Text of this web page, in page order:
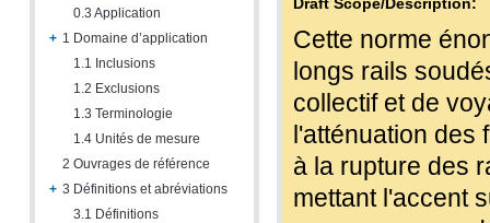
0.3 Application
+ 1 Domaine d’application
1.1 Inclusions
1.2 Exclusions
1.3 Terminologie
1.4 Unités de mesure
2 Ouvrages de référence
+ 3 Définitions et abréviations
3.1 Définitions
Cette norme
longs rails
collectif et de
l'atténuation des
à la rupture des
mettant l'accent